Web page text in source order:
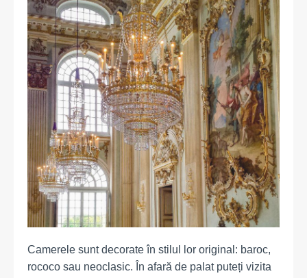
Camerele sunt decorate în stilul lor original: baroc,
rococo sau neoclasic. În afară de palat puteți vizita